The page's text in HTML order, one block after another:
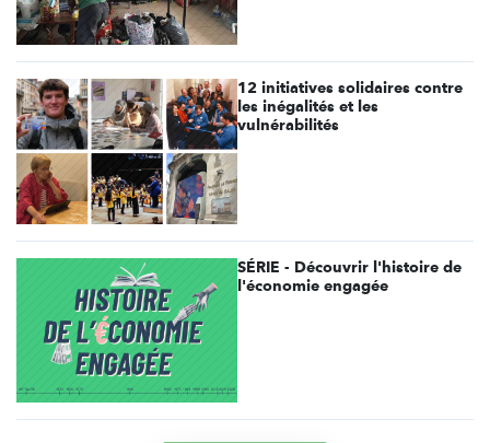
12 initiatives solidaires contre
les inégalités et les
vulnérabilités
SÉRIE - Découvrir l'histoire de
l'économie engagée